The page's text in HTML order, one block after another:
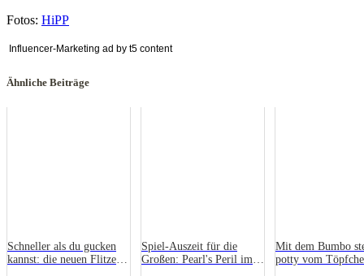
Fotos: HiPP
Influencer-Marketing ad by t5 content
Ähnliche Beiträge
Schneller als du gucken
kannst: die neuen Flitzer
Spiel-Auszeit für die
Großen: Pearl's Peril im
Mit dem Bumbo
potty vom